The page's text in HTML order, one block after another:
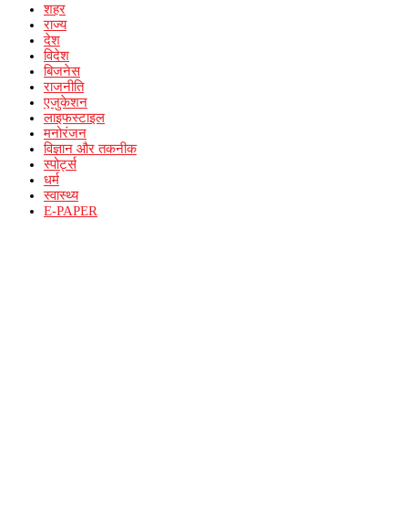
शहर
राज्य
देश
विदेश
बिजनेस
राजनीति
एजुकेशन
लाइफस्टाइल
मनोरंजन
विज्ञान और तकनीक
स्पोर्ट्स
धर्म
स्वास्थ्य
E-PAPER